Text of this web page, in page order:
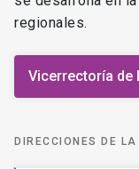
regionales.
Vicerrectoría de
DIRECCIONES DE